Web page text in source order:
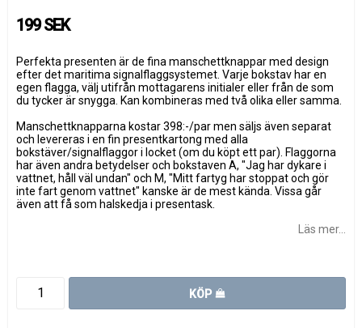
199 SEK
Perfekta presenten är de fina manschettknappar med design
efter det maritima signalflaggsystemet. Varje bokstav har en
egen flagga, välj utifrån mottagarens initialer eller från de som
du tycker är snygga. Kan kombineras med två olika eller samma.
Manschettknapparna kostar 398:-/par men säljs även separat
och levereras i en fin presentkartong med alla
bokstäver/signalflaggor i locket (om du köpt ett par). Flaggorna
har även andra betydelser och bokstaven A, "Jag har dykare i
vattnet, håll väl undan" och M, "Mitt fartyg har stoppat och gör
inte fart genom vattnet" kanske är de mest kända. Vissa går
även att få som halskedja i presentask.
Läs mer...
KÖP